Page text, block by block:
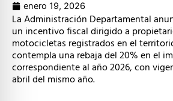
enero 19, 2026
La Administración Departamental
un incentivo fiscal dirigido a
motocicletas registrados en el
contempla una rebaja del 20% en el
correspondiente al año 2026, con
abril del mismo año.